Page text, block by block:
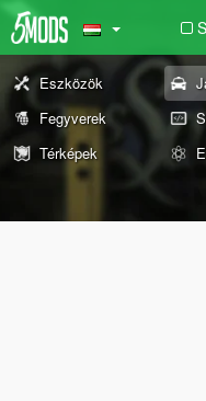
Eszközök
Fegyverek
Térképek